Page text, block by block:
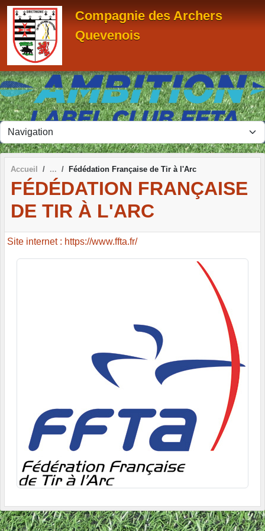
Compagnie des Archers
Quevenois
Accueil Fédédation Française de Tir à l'Arc
FÉDÉDATION FRANÇAISE
DE TIR À L'ARC
Site internet : https://www.ffta.fr/
Panneau de gestion des cookies